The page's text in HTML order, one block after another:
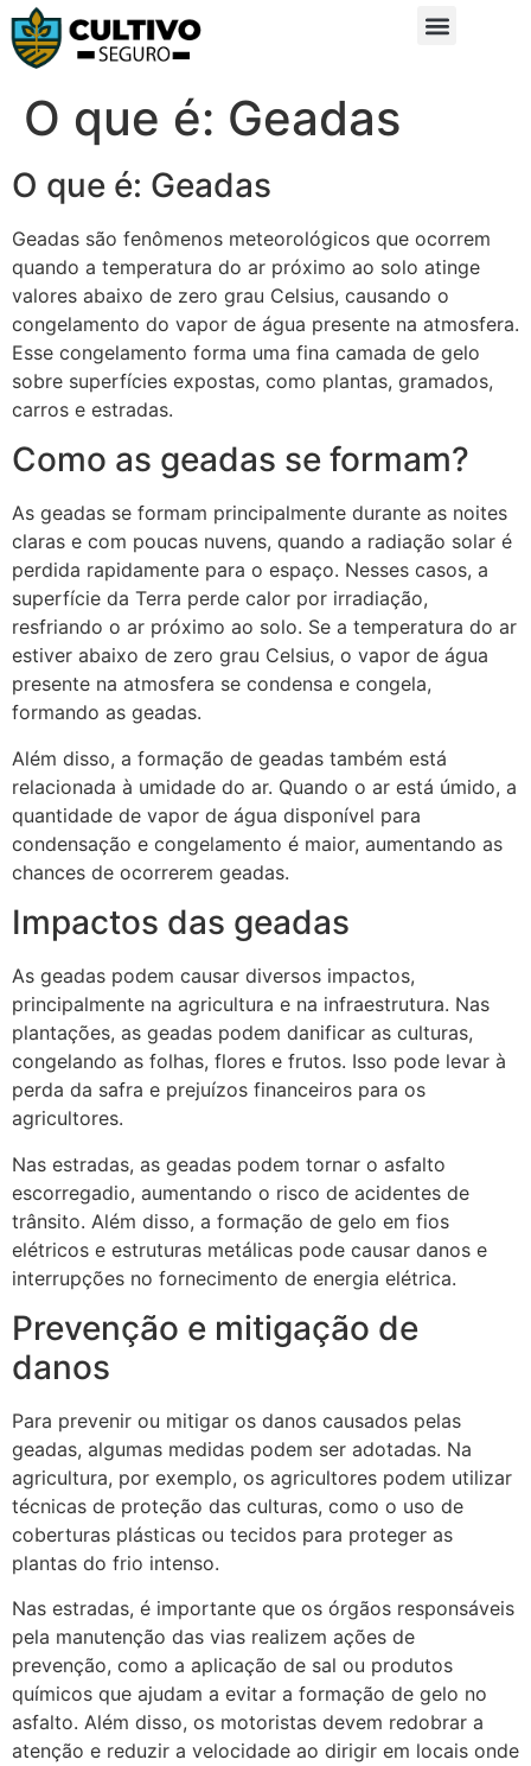
O que é: Geadas
O que é: Geadas
Geadas são fenômenos meteorológicos que ocorrem
quando a temperatura do ar próximo ao solo atinge
valores abaixo de zero grau Celsius, causando o
congelamento do vapor de água presente na atmosfera.
Esse congelamento forma uma fina camada de gelo
sobre superfícies expostas, como plantas, gramados,
carros e estradas.
Como as geadas se formam?
As geadas se formam principalmente durante as noites
claras e com poucas nuvens, quando a radiação solar é
perdida rapidamente para o espaço. Nesses casos, a
superfície da Terra perde calor por irradiação,
resfriando o ar próximo ao solo. Se a temperatura do ar
estiver abaixo de zero grau Celsius, o vapor de água
presente na atmosfera se condensa e congela,
formando as geadas.
Além disso, a formação de geadas também está
relacionada à umidade do ar. Quando o ar está úmido, a
quantidade de vapor de água disponível para
condensação e congelamento é maior, aumentando as
chances de ocorrerem geadas.
Impactos das geadas
As geadas podem causar diversos impactos,
principalmente na agricultura e na infraestrutura. Nas
plantações, as geadas podem danificar as culturas,
congelando as folhas, flores e frutos. Isso pode levar à
perda da safra e prejuízos financeiros para os
agricultores.
Nas estradas, as geadas podem tornar o asfalto
escorregadio, aumentando o risco de acidentes de
trânsito. Além disso, a formação de gelo em fios
elétricos e estruturas metálicas pode causar danos e
interrupções no fornecimento de energia elétrica.
Prevenção e mitigação de
danos
Para prevenir ou mitigar os danos causados pelas
geadas, algumas medidas podem ser adotadas. Na
agricultura, por exemplo, os agricultores podem utilizar
técnicas de proteção das culturas, como o uso de
coberturas plásticas ou tecidos para proteger as
plantas do frio intenso.
Nas estradas, é importante que os órgãos responsáveis
pela manutenção das vias realizem ações de
prevenção, como a aplicação de sal ou produtos
químicos que ajudam a evitar a formação de gelo no
asfalto. Além disso, os motoristas devem redobrar a
atenção e reduzir a velocidade ao dirigir em locais onde